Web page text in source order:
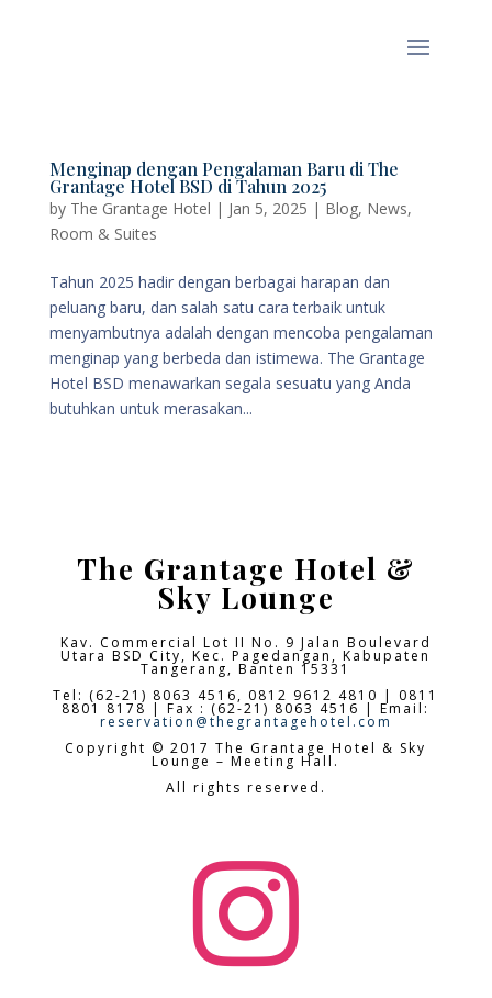
Menginap dengan Pengalaman Baru di The
Grantage Hotel BSD di Tahun 2025
by The Grantage Hotel | Jan 5, 2025 | Blog, News,
Room & Suites
Tahun 2025 hadir dengan berbagai harapan dan
peluang baru, dan salah satu cara terbaik untuk
menyambutnya adalah dengan mencoba pengalaman
menginap yang berbeda dan istimewa. The Grantage
Hotel BSD menawarkan segala sesuatu yang Anda
butuhkan untuk merasakan...
The Grantage Hotel &
Sky Lounge
Kav. Commercial Lot II No. 9 Jalan Boulevard
Utara BSD City,Kec. Pagedangan, Kabupaten
Tangerang, Banten 15331
Tel: (62-21) 8063 4516, 0812 9612 4810 | 0811
8801 8178 | Fax : (62-21) 8063 4516 | Email:
reservation@thegrantagehotel.com
Copyright © 2017 The Grantage Hotel & Sky
Lounge – Meeting Hall.
All rights reserved.
